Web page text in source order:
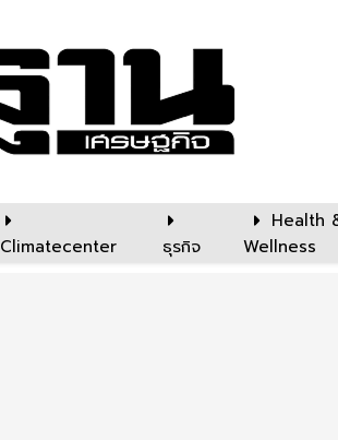
Climatecenter ธุรกิจ
Health
Wellness